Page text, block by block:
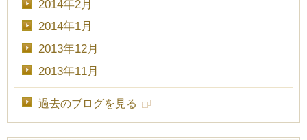
2014年2月
2014年1月
2013年12月
2013年11月
過去のブログを見る